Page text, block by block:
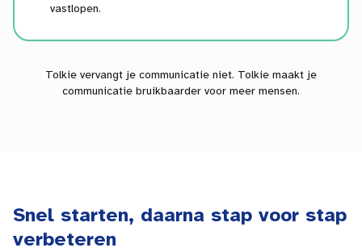
vastlopen.
Tolkie vervangt je communicatie niet. Tolkie maakt je
communicatie bruikbaarder voor meer mensen.
Snel starten, daarna stap voor stap
verbeteren